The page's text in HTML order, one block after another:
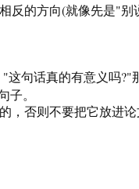
反的方向(就像先是"别
"这句话真的有意义吗?"
子。
，否则不要把它放进论